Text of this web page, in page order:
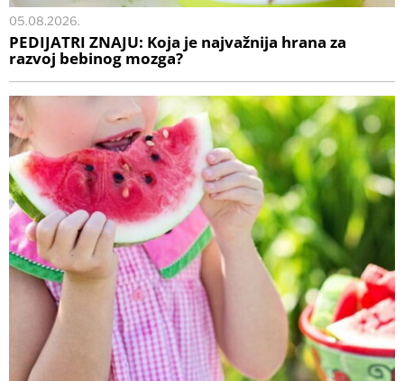
05.08.2026.
PEDIJATRI ZNAJU: Koja je najvažnija hrana za
razvoj bebinog mozga?